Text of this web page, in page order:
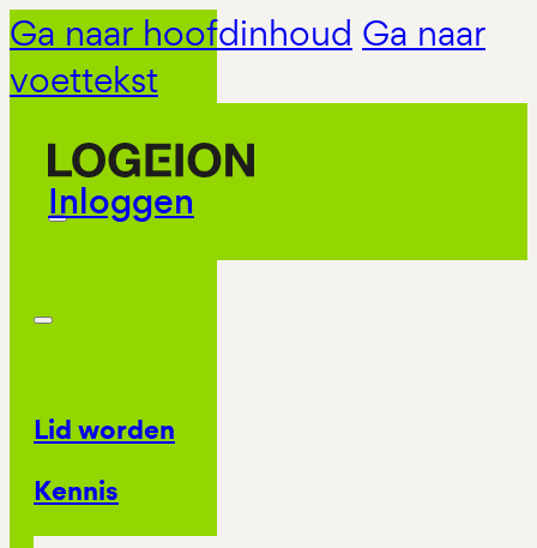
Ga naar hoofdinhoud Ga naar
voettekst
Inloggen
Lid worden
Kennis